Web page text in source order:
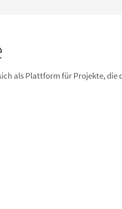
als Plattform für Projekte,